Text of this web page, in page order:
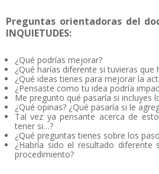
Preguntas orientadoras del
INQUIETUDES:
¿Qué podrías mejorar?
¿Qué harías diferente si tuvieras que
¿Qué ideas tienes para mejorar la
¿Pensaste como tu idea podría
Me pregunto qué pasaría si incluyes
¿Qué opinas? ¿Qué pasaría si le
Tal vez ya pensante acerca de
tener si…?
¿Qué preguntas tienes sobre los
¿Habría sido el resultado diferente
procedimiento?